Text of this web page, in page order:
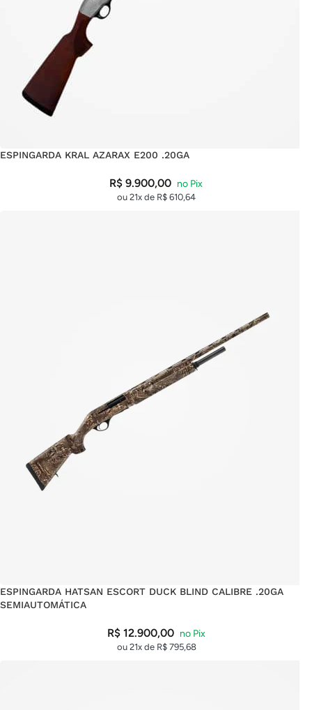
ESPINGARDA KRAL AZARAX E200 .20GA
R$ 9.900,00
ou 21x de R$ 610,64
ESPINGARDA HATSAN ESCORT DUCK BLIND CALIBRE .20GA
SEMIAUTOMÁTICA
R$12.900,00
ou 21x de R$795,68